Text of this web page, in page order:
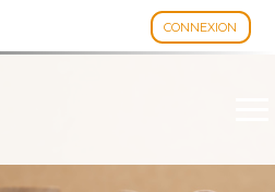
CONNEXION